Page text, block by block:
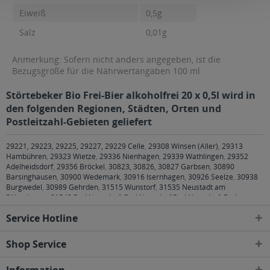
Eiweiß
0,5g
Salz
0,01g
Anmerkung: Sofern nicht anders angegeben, ist die
Bezugsgröße für die Nährwertangaben 100 ml
Störtebeker Bio Frei-Bier alkoholfrei 20 x 0,5l wird in
den folgenden Regionen, Städten, Orten und
Postleitzahl-Gebieten geliefert
29221, 29223, 29225, 29227, 29229 Celle, 29308 Winsen (Aller), 29313
Hambühren, 29323 Wietze, 29336 Nienhagen, 29339 Wathlingen, 29352
Adelheidsdorf, 29356 Bröckel, 30823, 30826, 30827 Garbsen, 30890
Barsinghausen, 30900 Wedemark, 30916 Isernhagen, 30926 Seelze, 30938
Burgwedel, 30989 Gehrden, 31515 Wunstorf, 31535 Neustadt am
Rübenberge
31542 Bad Nenndorf, Bad Nenndorf Bad Nenndorf, Bad
31547 Rehburg-Loccum, Rehburg-Loccum Bad Rehburg, Rehburg-Loccum
Rehburg-Loccum Winzlar
Hegesdorf, Apelern Kleinhegesdorf, Apelern Lyhren, Apelern Reinsdorf,
Service Hotline
Shop Service